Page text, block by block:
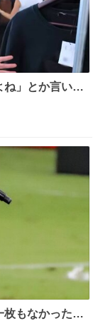
ね」とか言い出
こちら側と同じ
枚もなかったす